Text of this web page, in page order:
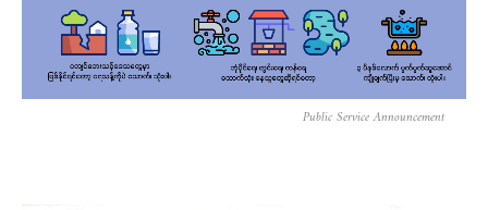
Public Service Announcement